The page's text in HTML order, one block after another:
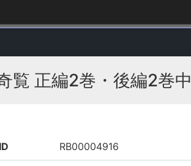
覧 正編2巻・後編2巻
RB00004916